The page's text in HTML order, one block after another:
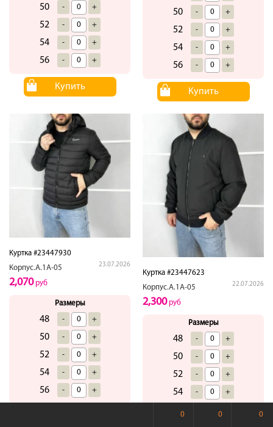
50 - +
52 - +
54 - +
56 - +
Купить
50 - +
52 - +
54 - +
56 - +
Купить
Куртка #23447930
Корпус.А.1А-05
23.07.2026
2,070руб
Размеры
48 - +
50 - +
52 - +
54 - +
56 - +
Куртка #23447623
Корпус.А.1А-05
22.07.2026
2,300руб
Размеры
48 - +
50 - +
52 - +
54 - +
560 0 0